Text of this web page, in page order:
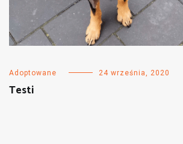
Adoptowane 24 września, 2020
Testi